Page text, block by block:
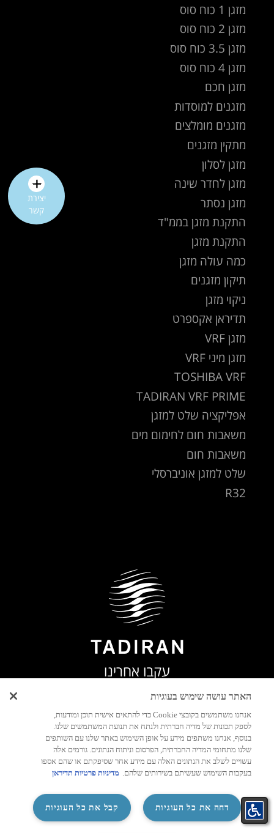
מזגן 1 כוח סוס
מזגן 2 כוח סוס
מזגן 3.5 כוח סוס
מזגן 4 כוח סוס
מזגן חכם
מזגנים למוסדות
מזגנים מומלצים
מתקין מזגנים
מזגן לסלון
מזגן לחדר שינה
מזגן נסתר
התקנת מזגן בממ"ד
התקנת מזגן
כמה עולה מזגן
תיקון מזגנים
ניקוי מזגן
תדיראן אקספרט
מזגן VRF
מזגן מיני VRF
TOSHIBA VRF
TADIRAN VRF PRIME
אפליקציה שלט למזגן
משאבות חום לחימום מים
משאבות חום
שלט למזגן אוניברסלי
R32
עקבו אחרינו
יצירת
קשר
האתר עושה שימוש בעוגיות
אנחנו משתמשים בקובצי Cookie כדי להתאים אישית תוכן ומודעות,
לספק תכונות של מדיה חברתית ולנתח את תנועת המשתמשים שלנו.
בנוסף, אנחנו משתפים מידע על אופן השימוש באתר שלנו עם השותפים
שלנו מתחומי המדיה החברתית, הפרסום וניתוח הנתונים. גורמים אלה
עשויים לשלב את הנתונים האלה עם מידע אחר שסיפקתם או שהם אספו
בעקבות השימוש שעשיתם בשירותים שלהם. מדיניות פרטיות תדיראן
קבל את כל העוגיות ‏דחה את כל העוגיות